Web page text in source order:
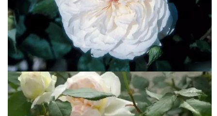
Роза Лавиния (Lawinia)